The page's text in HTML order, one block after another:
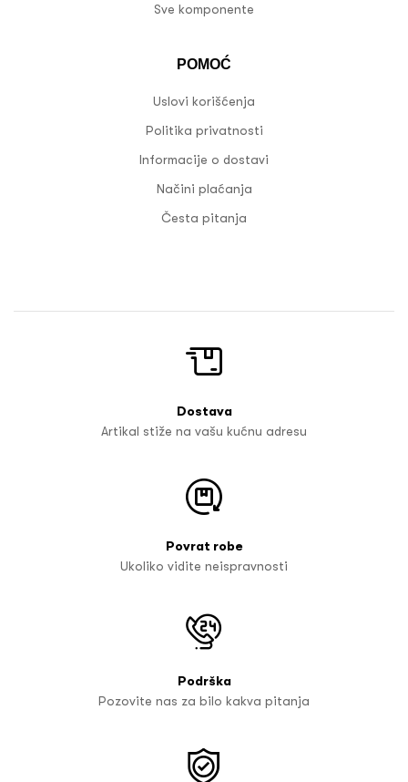
Sve komponente
POMOĆ
Uslovi korišćenja
Politika privatnosti
Informacije o dostavi
Načini plaćanja
Česta pitanja
Dostava
Artikal stiže na vašu kućnu adresu
Povrat robe
Ukoliko vidite neispravnosti
Podrška
Pozovite nas za bilo kakva pitanja